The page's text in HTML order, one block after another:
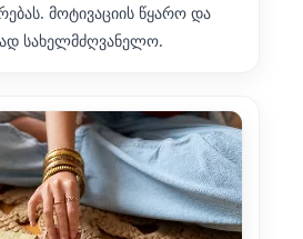
მოტივაციის წყარო და
სახელმძღვანელო.